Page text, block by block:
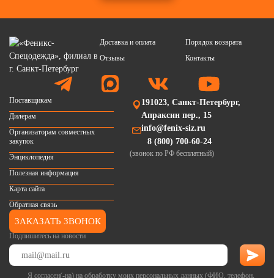
Доставка и оплата
Порядок возврата
Отзывы
Контакты
Подпишитесь на новости
Я согласен(-на) на обработку моих персональных данных (ФИО, телефон,
Поставщикам
Дилерам
Организаторам совместных
закупок
Энциклопедия
Полезная информация
Карта сайта
Обратная связь
191023, Санкт-Петербург,
Апраксин пер., 15
info@fenix-siz.ru
8 (800) 700-60-24
(звонок по РФ бесплатный)
ЗАКАЗАТЬ ЗВОНОК